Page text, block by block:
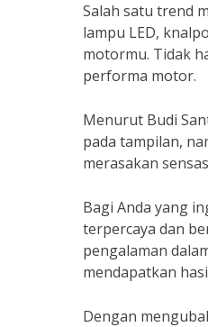
Salah satu trend
lampu LED,
motormu. Tidak
performa motor.
Menurut Budi
pada tampilan,
merasakan
Bagi Anda yang
terpercaya dan
pengalaman
mendapatkan
Dengan